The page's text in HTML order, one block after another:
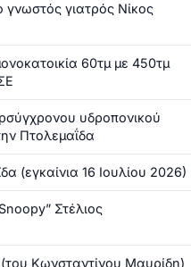
γιατρός Νίκος
60τμ με 450τμ
υδροπονικού
Πτολεμαΐδα
(εγκαίνια 16 Ιουλίου 2026)
Στέλιος
Κωνσταντίνου Μαυρίδη)